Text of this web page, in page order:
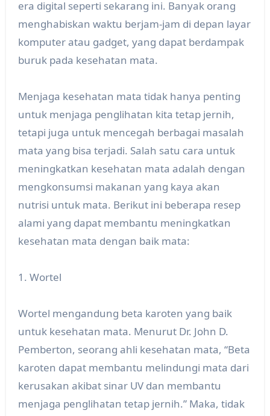
era digital seperti sekarang ini. Banyak orang
menghabiskan waktu berjam-jam di depan layar
komputer atau gadget, yang dapat berdampak
buruk pada kesehatan mata.
Menjaga kesehatan mata tidak hanya penting
untuk menjaga penglihatan kita tetap jernih,
tetapi juga untuk mencegah berbagai masalah
mata yang bisa terjadi. Salah satu cara untuk
meningkatkan kesehatan mata adalah dengan
mengkonsumsi makanan yang kaya akan
nutrisi untuk mata. Berikut ini beberapa resep
alami yang dapat membantu meningkatkan
kesehatan mata dengan baik mata:
1. Wortel
Wortel mengandung beta karoten yang baik
untuk kesehatan mata. Menurut Dr. John D.
Pemberton, seorang ahli kesehatan mata, “Beta
karoten dapat membantu melindungi mata dari
kerusakan akibat sinar UV dan membantu
menjaga penglihatan tetap jernih.” Maka, tidak